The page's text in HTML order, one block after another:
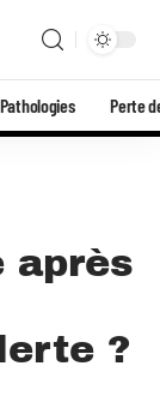
Pathologies Perte
après
?